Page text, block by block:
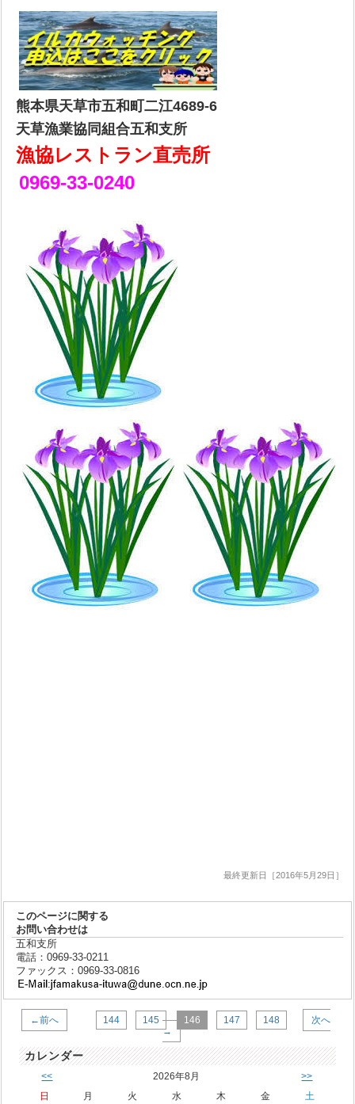
熊本県天草市五和町二江4689-6
天草漁業協同組合五和支所
漁協レストラン直売所
0969-33-0240
最終更新日［2016年5月29日］
このページに関する
お問い合わせは
五和支所
電話：0969-33-0211
ファックス：0969-33-0816
←前へ 144 145 146 147 148
次へ
→
カレンダー
<< 2026年8月 >>
日 月 火 水 木 金
土